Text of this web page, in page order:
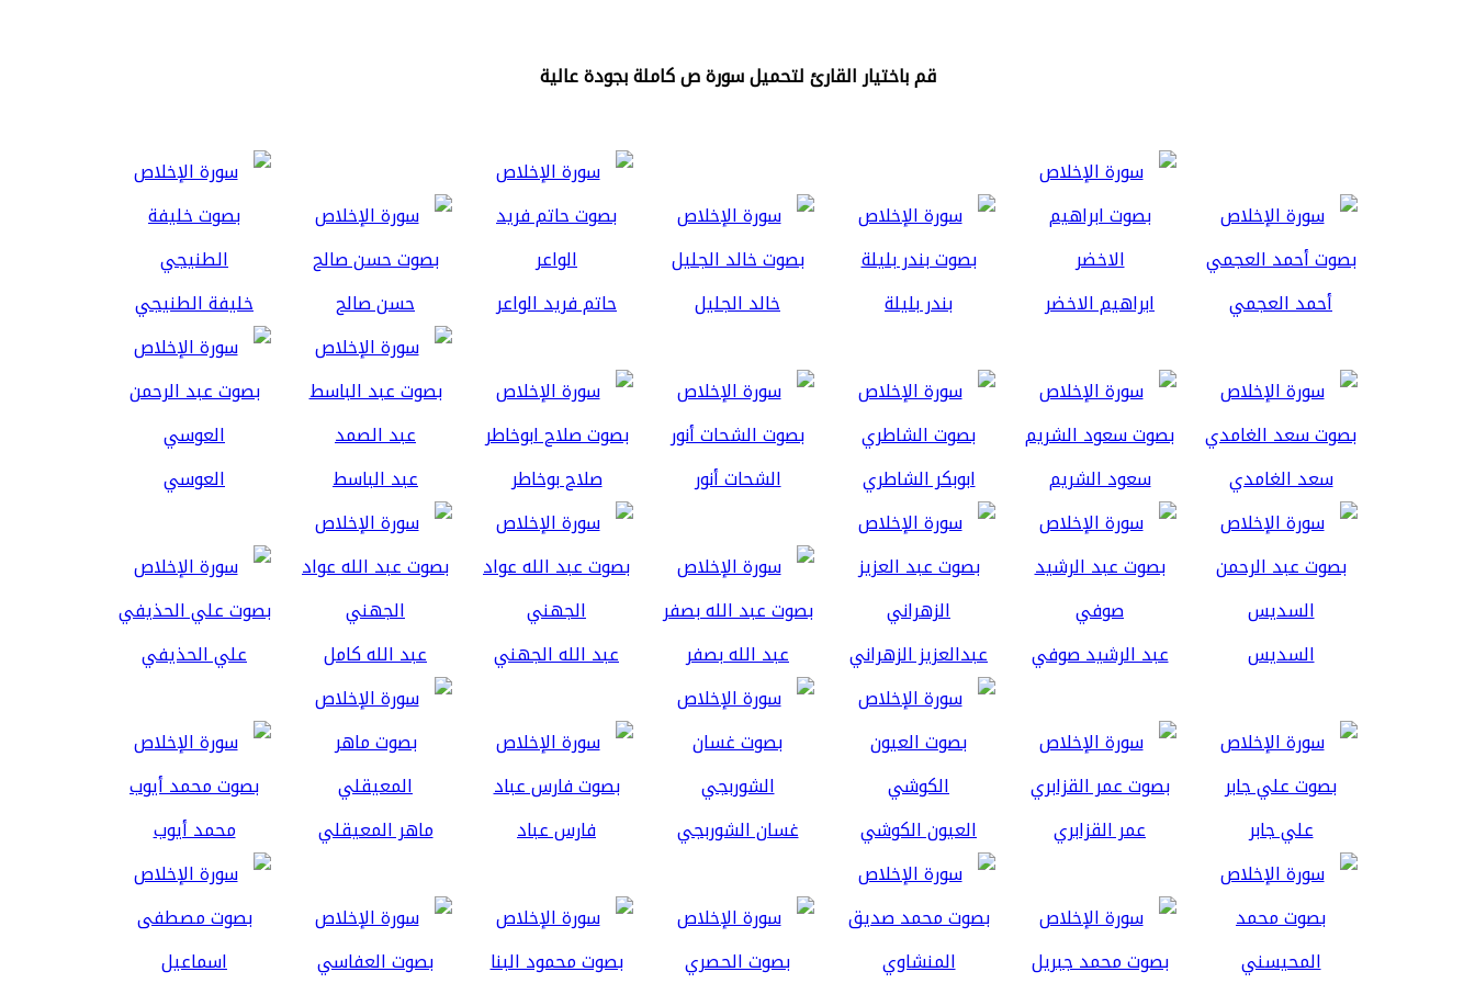
قم باختيار القارئ لتحميل سورة ص كاملة بجودة عالية
أحمد العجمي ابراهيم الاخضر بندر بليلة خالد الجليل حاتم فريد الواعر حسن صالح خليفة الطنيجي
سعد الغامدي سعود الشريم ابوبكر الشاطري الشحات أنور صلاح بوخاطر عبد الباسط العوسي
السديس عبد الرشيد صوفي عبدالعزيز الزهراني عبد الله بصفر عبد الله الجهني عبد الله كامل علي الحذيفي
علي جابر عمر القزابري العيون الكوشي غسان الشوربجي فارس عباد ماهر المعيقلي محمد أيوب